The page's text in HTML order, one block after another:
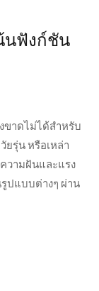
นฟังก์ชัน
ขาดไม่ได้สำหรับ
ยรุ่น หรือเหล่า
วามฝันและแรง
ปแบบต่างๆ ผ่าน